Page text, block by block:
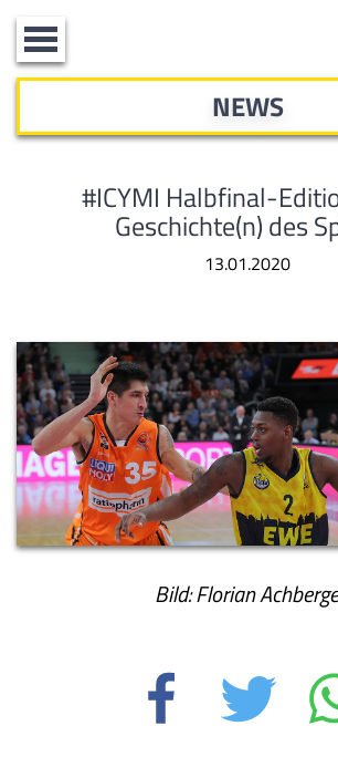
Toggle
navigation
NEWS
#ICYMI Halbfinal-
Geschichte(n) des
13.01.2020
Bild: Florian